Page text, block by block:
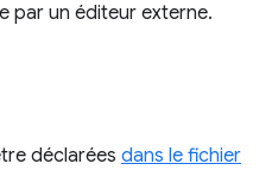
par un éditeur externe.
déclarées dans le fichier